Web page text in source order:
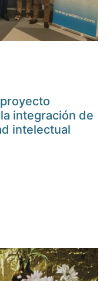
integración de
intelectual